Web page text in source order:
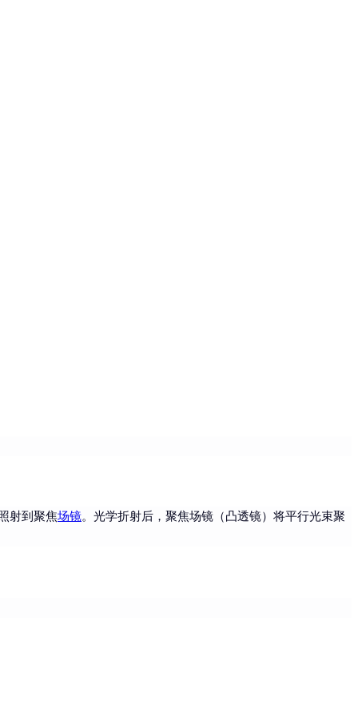
射到聚焦场镜。光学折射后，聚焦场镜（凸透镜）将平行光束聚